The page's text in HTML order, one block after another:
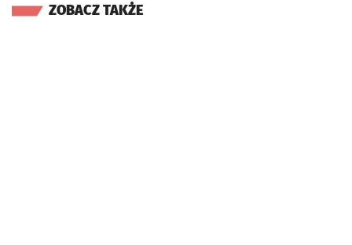
ZOBACZ TAKŻE